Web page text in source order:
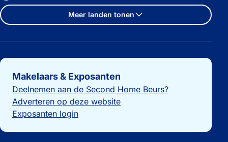
Meer landen tonen
Belangrijke links
Makelaars & Exposanten
Deelnemen aan de Second Home Beurs?
Adverteren op deze website
Exposanten login